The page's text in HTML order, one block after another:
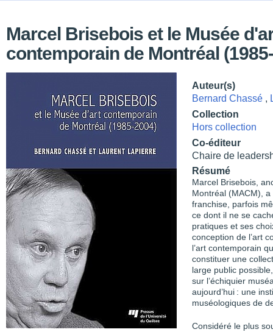
Marcel Brisebois et le Musée
contemporain de Montréal
Auteur(s)
Bernard Chassé ,
Collection
Hors collection
Co-éditeur
Chaire de
Résumé
Marcel Brisebois,
Montréal (MACM),
franchise, parfois
ce dont il ne se
pratiques et ses
conception de l’art
l’art contemporain
constituer une
large public
sur l’échiquier
aujourd’hui : une
muséologiques de
Considéré le plus